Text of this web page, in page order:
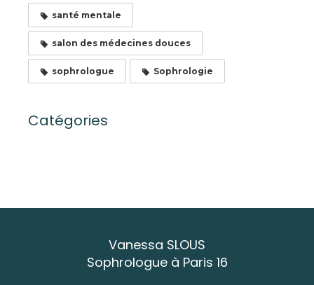
santé mentale
salon des médecines douces
sophrologue Sophrologie
Catégories
Vanessa SLOUS
Sophrologue à Paris 16